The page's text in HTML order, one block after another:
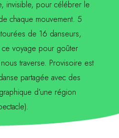
invisible, pour célébrer le
chaque mouvement. 5
de 16 danseurs,
ce voyage pour goûter
traverse. Provisoire est
partagée avec des
d’une région